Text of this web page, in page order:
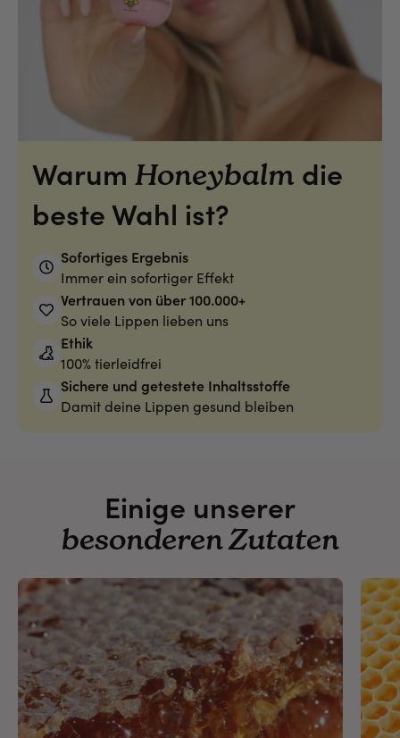
Warum Honeybalm die
beste Wahl ist?
Sofortiges Ergebnis
Immer ein sofortiger Effekt
Vertrauen von über 100.000+
So viele Lippen lieben uns
Ethik
100% tierleidfrei
Sichere und getestete Inhaltsstoffe
Damit deine Lippen gesund bleiben
Einige unserer
besonderen Zutaten